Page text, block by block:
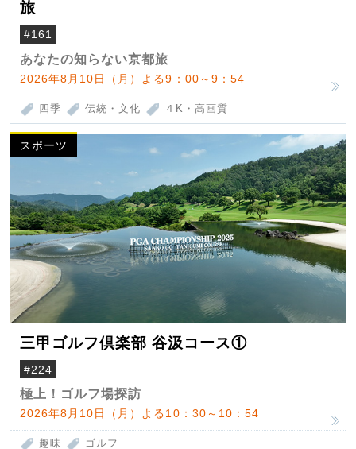
旅
#161
あなたの知らない京都旅
2026年8月10日（月）よる9：00～9：54
四季 伝統・文化 ４K・高画質
スポーツ
三甲ゴルフ倶楽部 谷汲コース①
#224
極上！ゴルフ場探訪
2026年8月10日（月）よる10：30～10：54
趣味 ゴルフ